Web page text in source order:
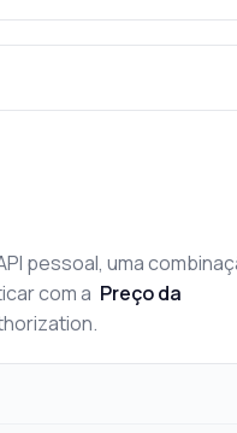
pessoal, uma
com a Preço da